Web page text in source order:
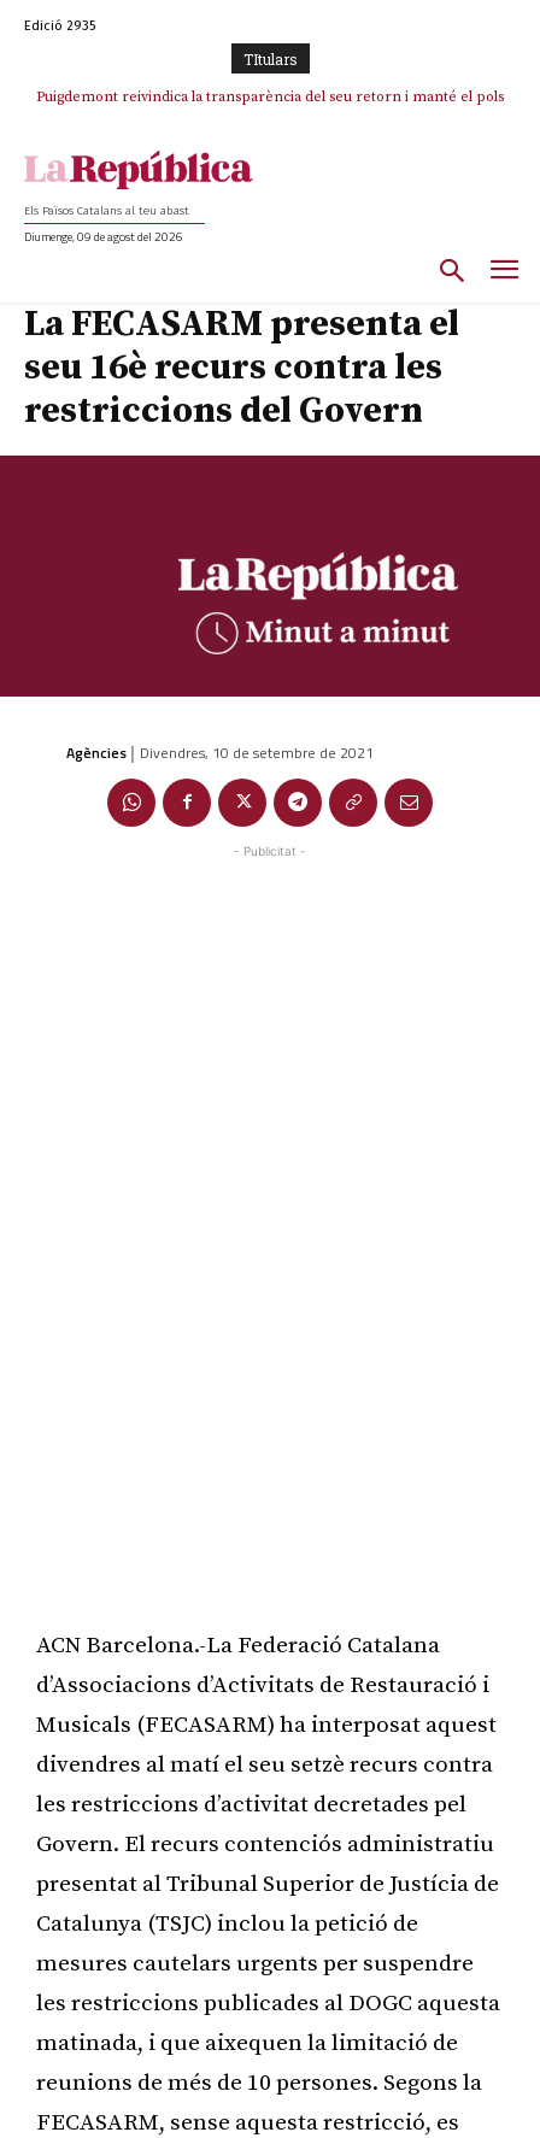
Edició 2935
TItulars
Puigdemont reivindica la transparència del seu retorn i manté el pols
Els Països Catalans al teu abast
Diumenge, 09 de agost del 2026
La FECASARM presenta el
seu 16è recurs contra les
restriccions del Govern
Agències | Divendres, 10 de setembre de 2021
- Publicitat -
ACN Barcelona.-La Federació Catalana
d’Associacions d’Activitats de Restauració i
Musicals (FECASARM) ha interposat aquest
divendres al matí el seu setzè recurs contra
les restriccions d’activitat decretades pel
Govern. El recurs contenciós administratiu
presentat al Tribunal Superior de Justícia de
Catalunya (TSJC) inclou la petició de
mesures cautelars urgents per suspendre
les restriccions publicades al DOGC aquesta
matinada, i que aixequen la limitació de
reunions de més de 10 persones. Segons la
FECASARM, sense aquesta restricció, es